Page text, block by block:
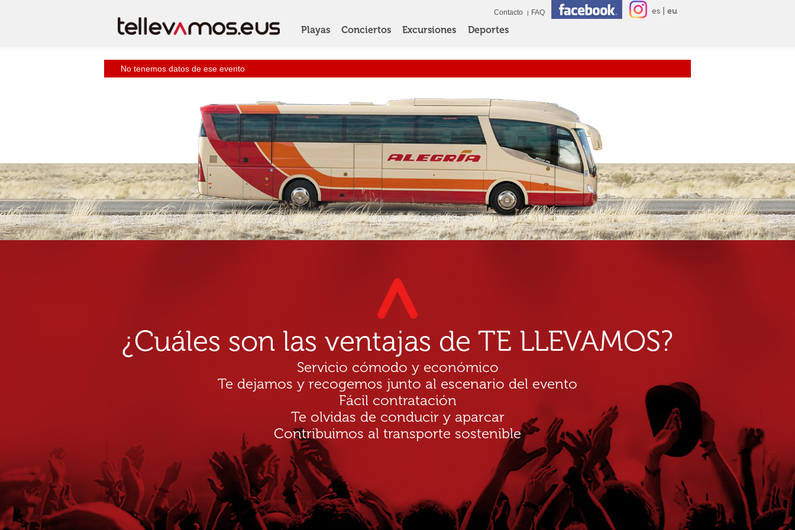
Playas Conciertos Excursiones Deportes
Contacto FAQ es eu
No tenemos datos de ese evento
¿Cuáles son las ventajas de TE LLEVAMOS?
Servicio cómodo y económico
Te dejamos y recogemos junto al escenario del evento
Fácil contratación
Te olvidas de conducir y aparcar
Contribuimos al transporte sostenible